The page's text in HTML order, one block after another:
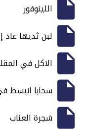
اللينوفور
لبن ثديها
الاكل في
سحابا انبسط
شجرة العناب